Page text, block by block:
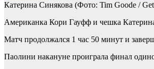
Катерина Синякова (Фото: Tim Goode /
Американка Кори Гауфф и чешка
Матч продолжался 1 час 50 минут и
Паолини накануне проиграла финал